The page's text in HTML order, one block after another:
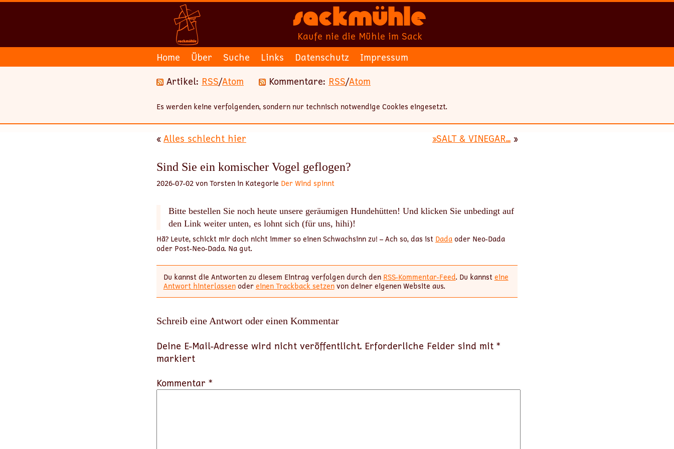
Sackmühle
Kaufe nie die Mühle im Sack
Home
Über Suche Links Datenschutz
Impressum
Artikel: RSS/Atom Kommentare: RSS/Atom
Es werden keine verfolgenden, sondern nur technisch notwendige Cookies eingesetzt.
«Alles schlecht hier »SALT & VINEGAR... »
Sind Sie ein komischer Vogel geflogen?
2026-07-02 von Torsten in Kategorie Der Wind spinnt
Bitte bestellen Sie noch heute unsere geräumigen Hundehütten! Und klicken Sie unbedingt auf
den Link weiter unten, es lohnt sich (für uns, hihi)!
Hä? Leute, schickt mir doch nicht immer so einen Schwachsinn zu! – Ach so, das ist Dada oder Neo-Dada
oder Post-Neo-Dada. Na gut.
Du kannst die Antworten zu diesem Eintrag verfolgen durch den RSS-Kommentar-Feed. Du kannsteine
Antwort hinterlassenodereinen Trackback setzenvon deiner eigenen Website aus.
Schreib eine Antwort oder einen Kommentar
Deine E-Mail-Adresse wird nicht veröffentlicht. Erforderliche Felder sind mit *
markiert
Kommentar *